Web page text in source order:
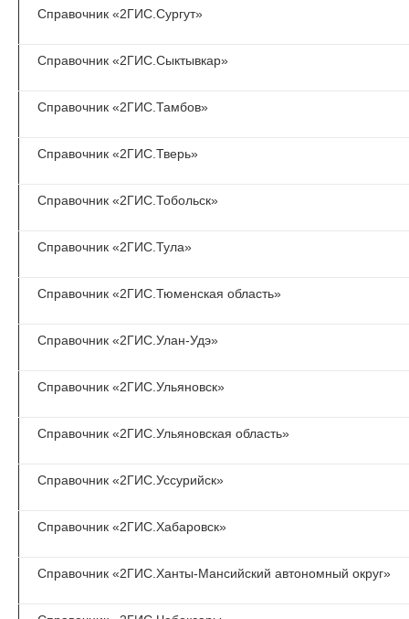
Справочник «2ГИС.Сургут»
Справочник «2ГИС.Сыктывкар»
Справочник «2ГИС.Тамбов»
Справочник «2ГИС.Тверь»
Справочник «2ГИС.Тобольск»
Справочник «2ГИС.Тула»
Справочник «2ГИС.Тюменская область»
Справочник «2ГИС.Улан-Удэ»
Справочник «2ГИС.Ульяновск»
Справочник «2ГИС.Ульяновская область»
Справочник «2ГИС.Уссурийск»
Справочник «2ГИС.Хабаровск»
Справочник «2ГИС.Ханты-Мансийский автономный округ»